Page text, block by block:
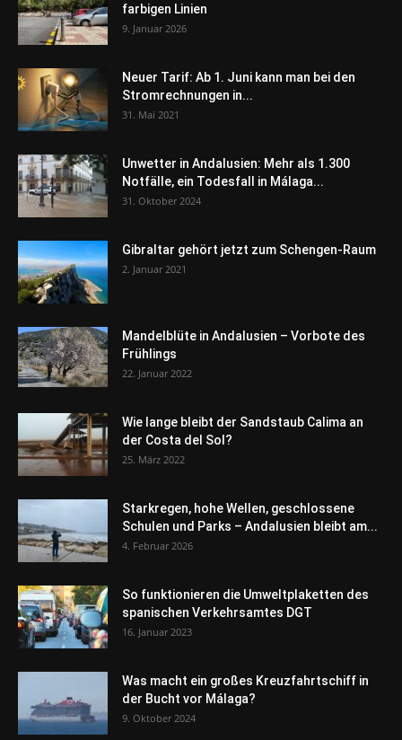
farbigen Linien
9. Januar 2026
Neuer Tarif: Ab 1. Juni kann man bei den
Stromrechnungen in...
31. Mai 2021
Unwetter in Andalusien: Mehr als 1.300
Notfälle, ein Todesfall in Málaga...
31. Oktober 2024
Gibraltar gehört jetzt zum Schengen-Raum
2. Januar 2021
Mandelblüte in Andalusien – Vorbote des
Frühlings
22. Januar 2022
Wie lange bleibt der Sandstaub Calima an
der Costa del Sol?
25. März 2022
Starkregen, hohe Wellen, geschlossene
Schulen und Parks – Andalusien bleibt am...
4. Februar 2026
So funktionieren die Umweltplaketten des
spanischen Verkehrsamtes DGT
16. Januar 2023
Was macht ein großes Kreuzfahrtschiff in
der Bucht vor Málaga?
9. Oktober 2024